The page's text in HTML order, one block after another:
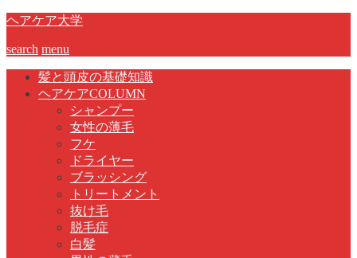
ヘアケア大学
search menu
髪と頭皮の基礎知識
ヘアケアCOLUMN
シャンプー
女性の薄毛
フケ
ドライヤー
ブラッシング
トリートメント
抜け毛
脱毛症
白髪